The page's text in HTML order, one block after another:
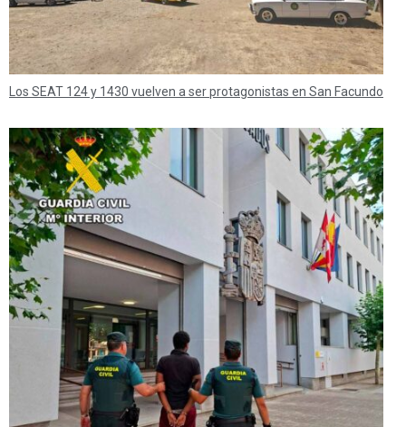
Los SEAT 124 y 1430 vuelven a ser protagonistas en San Facundo